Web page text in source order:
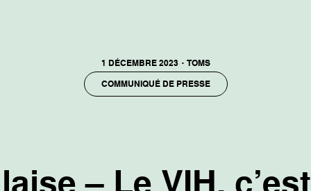
1 DÉCEMBRE 2023· TOMS
COMMUNIQUÉ DE PRESSE